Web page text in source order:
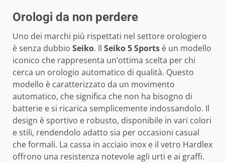
Orologi da non perdere
Uno dei marchi più rispettati nel settore orologiero
è senza dubbio Seiko. Il Seiko 5 Sports è un modello
iconico che rappresenta un’ottima scelta per chi
cerca un orologio automatico di qualità. Questo
modello è caratterizzato da un movimento
automatico, che significa che non ha bisogno di
batterie e si ricarica semplicemente indossandolo. Il
design è sportivo e robusto, disponibile in vari colori
e stili, rendendolo adatto sia per occasioni casual
che formali. La cassa in acciaio inox e il vetro Hardlex
offrono una resistenza notevole agli urti e ai graffi.